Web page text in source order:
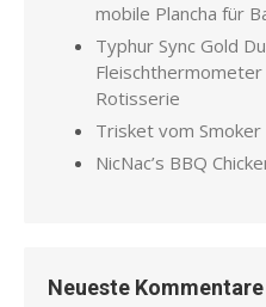
mobile Plancha für
Typhur Sync Gold
Fleischthermometer
Rotisserie
Trisket vom
NicNac’s BBQ
Neueste Kommentare